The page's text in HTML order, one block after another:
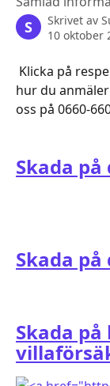
S Skrivet av
10 oktober
hur du
oss på 0660-
Skada på
Skada
Skada